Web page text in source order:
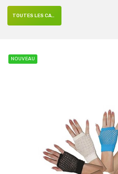
TOUTES LES CATÉGORIES
NOUVEAU